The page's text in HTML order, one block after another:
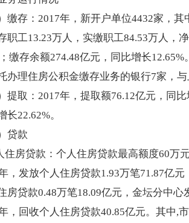
）缴存：2017年，新开户单位4432家，
职工13.23万人，实缴职工84.53万人，
缴存余额274.48亿元，同比增长12.65%
办理住房公积金缴存业务的银行7家，
提取：2017年，提取额76.12亿元，同
长22.62%。
贷款
住房贷款：个人住房贷款最高额度60万
，发放个人住房贷款1.93万笔71.87亿
房贷款0.48万笔18.09亿元，金坛分中
，回收个人住房贷款40.85亿元。其中,